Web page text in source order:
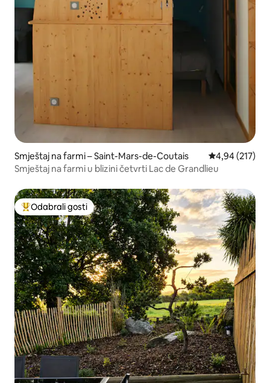
Smještaj na farmi – Saint-Mars-de-Coutais Prosječna
4,94 (217)
Smještaj na farmi u blizini četvrti Lac de Grandlieu
Među najviše rangiranima s oznakom „Odabrali gosti”
Odabrali gosti